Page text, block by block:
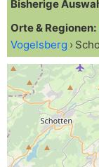
Bisherige
Orte & Regionen:
Vogelsberg